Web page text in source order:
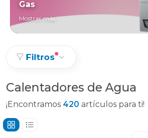
Gas
Mostrar más
Filtros
Calentadores de Agua
¡Encontramos 420 artículos para ti!